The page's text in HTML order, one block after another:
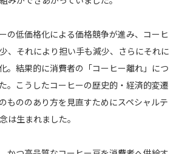
の低価格化による価格競争が進み、コーヒ
、それにより担い手も減少、さらにそれに
。結果的に消費者の「コーヒー離れ」につ
。こうしたコーヒーの歴史的・経済的変遷
もののあり方を見直すためにスペシャルテ
は生まれました。